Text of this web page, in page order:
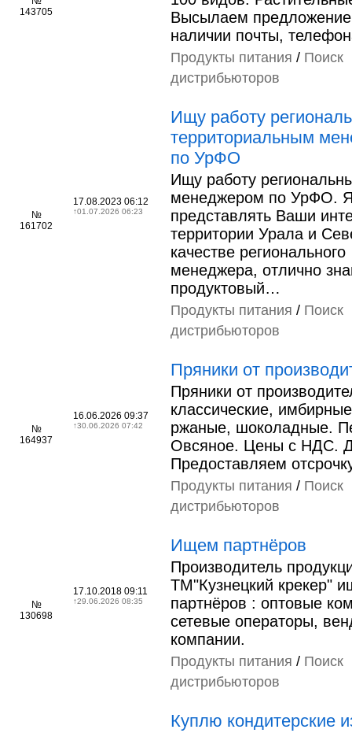
143705
Высылаем
наличии почты,
Продукты питания / Поиск
дистрибьюторов
№
161702
17.08.2023 06:12
↑01.07.2026 06:23
Ищу работу
территориальным
по УрФО
Ищу работу
менеджером по УрФО. Я
представлять Ваши
территории Урала и
качестве регионального
менеджера, отлично
продуктовый…
Продукты питания / Поиск
дистрибьюторов
№
164937
16.06.2026 09:37
↑30.06.2026 07:42
Пряники от
Пряники от
классические,
ржаные, шоколадные.
Овсяное. Цены с НДС.
Предоставляем
Продукты питания / Поиск
дистрибьюторов
№
130698
17.10.2018 09:11
↑29.06.2026 08:35
Ищем партнёров
Производитель
ТМ"Кузнецкий крекер"
партнёров : оптовые
сетевые операторы,
компании.
Продукты питания / Поиск
дистрибьюторов
Куплю кондитерские